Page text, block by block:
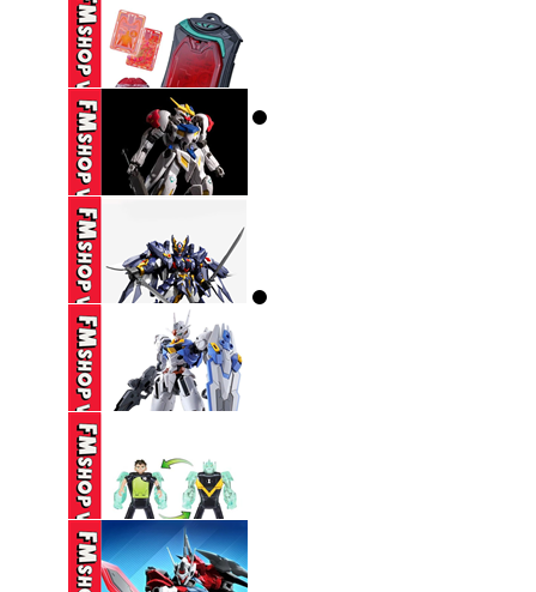
1,650,000 VND
(CÓ TT) STORM
COLLECTIBLES TKOF
...
650,000 VND
DX ZEZTZ LICENSE
350,000 VND
(NOBOX-THIẾU PART-
SƠN LẠI) HG ...
270,000 VND
(NOBOX THIẾU PK
TAY) SEMBO ...
160,000 VND
(NOBOX) HG 1/144
GUNDAM AERIAL ...
330,000 VND